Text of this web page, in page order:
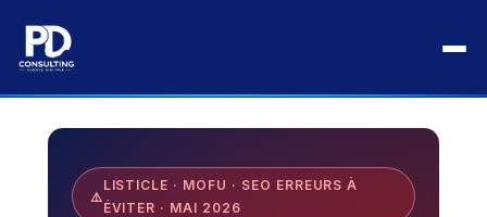
contenuAccueil
LISTICLE · MOFU · SEO ERREURS À
ÉVITER · MAI 2026